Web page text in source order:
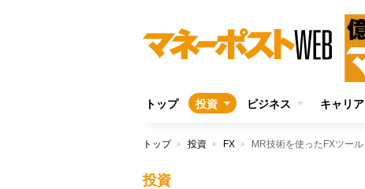
トップ 投資 ビジネス キャリア
トップ 投資 FX MR技術を使ったFXツー
投資